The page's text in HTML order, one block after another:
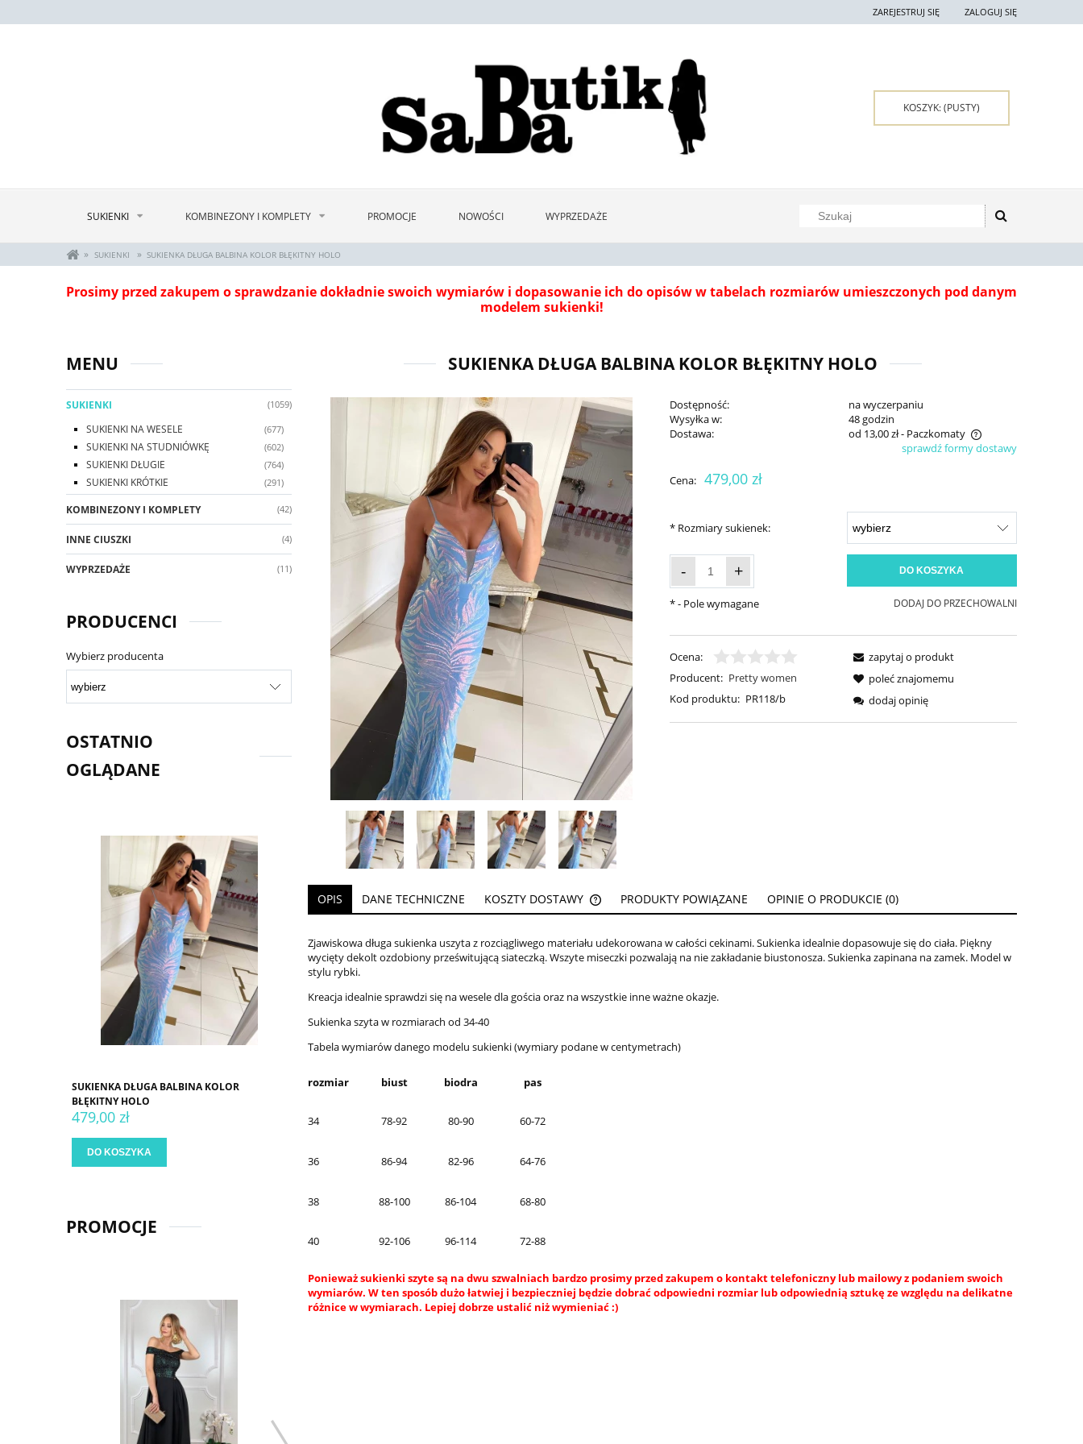
ZAREJESTRUJ SIĘ ZALOGUJ SIĘ
KOSZYK:(PUSTY)
SUKIENKI KOMBINEZONY I KOMPLETY PROMOCJE NOWOŚCI WYPRZEDAŻE
» SUKIENKI » SUKIENKA DŁUGA BALBINA KOLOR BŁĘKITNY HOLO
Prosimy przed zakupem o sprawdzanie dokładnie swoich wymiarów i dopasowanie ich do opisów w tabelach rozmiarów umieszczonych pod danym
modelem sukienki!
MENU
SUKIENKI (1059)
SUKIENKI NA WESELE (677)
SUKIENKI NA STUDNIÓWKĘ (602)
SUKIENKI DŁUGIE (764)
SUKIENKI KRÓTKIE (291)
KOMBINEZONY I KOMPLETY (42)
INNE CIUSZKI (4)
WYPRZEDAŻE (11)
PRODUCENCI
Wybierz producenta
OSTATNIO
OGLĄDANE
SUKIENKA DŁUGA BALBINA KOLOR
BŁĘKITNY HOLO
479,00 zł
DO KOSZYKA
PROMOCJE
SUKIENKA DŁUGA BALBINA KOLOR BŁĘKITNY HOLO
Dostępność:
na wyczerpaniu
Wysyłka w:
48 godzin
Dostawa:
od 13,00 zł- Paczkomaty
sprawdź formy dostawy
Cena: 479,00 zł
* Rozmiary sukienek:
- + DO KOSZYKA
DODAJ DO PRZECHOWALNI
*- Pole wymagane
Ocena:
Producent: Pretty women
Kod produktu: PR118/b
zapytaj o produkt
poleć znajomemu
dodaj opinię
OPIS DANE TECHNICZNE KOSZTY DOSTAWY
CENA NIE ZAWIERA EWENTUALNYCH
KOSZTÓW PŁATNOŚCI
PRODUKTY POWIĄZANE OPINIE O PRODUKCIE (0)
Zjawiskowa długa sukienka uszyta z rozciągliwego materiału udekorowana w całości cekinami. Sukienka idealnie dopasowuje się do ciała. Piękny
wycięty dekolt ozdobiony prześwitującą siateczką. Wszyte miseczki pozwalają na nie zakładanie biustonosza. Sukienka zapinana na zamek. Model w
stylu rybki.
Kreacja idealnie sprawdzi się na wesele dla gościa oraz na wszystkie inne ważne okazje.
Sukienka szyta w rozmiarach od 34-40
Tabela wymiarów danego modelu sukienki (wymiary podane w centymetrach)
rozmiar biust biodra pas
34 78-92 80-90 60-72
36 86-94 82-96 64-76
38 88-100 86-104 68-80
40 92-106 96-114 72-88
Ponieważ sukienki szyte są na dwu szwalniach bardzo prosimy przed zakupem o kontakt telefoniczny lub mailowy z podaniem swoich
wymiarów. W ten sposób dużo łatwiej i bezpieczniej będzie dobrać odpowiedni rozmiar lub odpowiednią sztukę ze względu na delikatne
różnice w wymiarach. Lepiej dobrze ustalić niż wymieniać :)